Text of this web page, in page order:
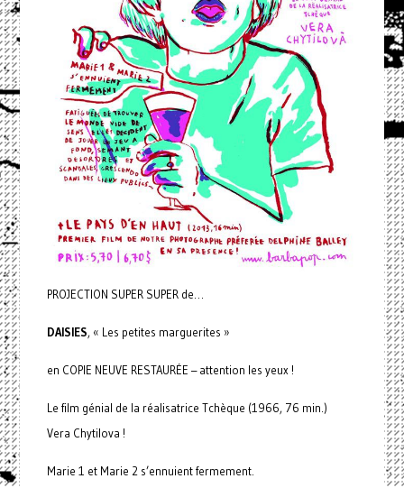
PROJECTION SUPER SUPER de…
DAISIES, « Les petites marguerites »
en COPIE NEUVE RESTAURÉE – attention les yeux !
Le film génial de la réalisatrice Tchèque (1966, 76 min.)
Vera Chytilova !
Marie 1 et Marie 2 s’ennuient fermement.